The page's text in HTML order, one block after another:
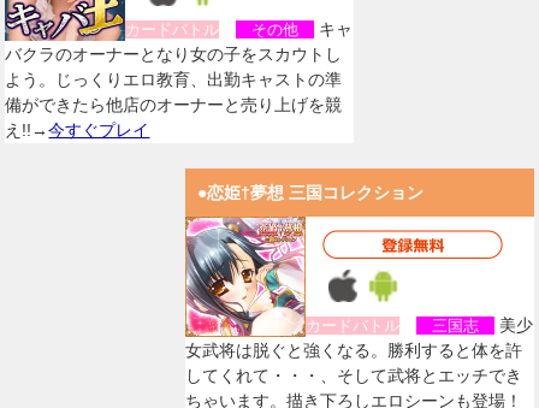
カードバトル その他
キャ
バクラのオーナーとなり女の子をスカウトし
よう。じっくりエロ教育、出勤キャストの準
備ができたら他店のオーナーと売り上げを競
え!!→今すぐプレイ
●恋姫†夢想 三国コレクション
カードバトル 三国志
美少
女武将は脱ぐと強くなる。勝利すると体を許
してくれて・・・、そして武将とエッチでき
ちゃいます。描き下ろしエロシーンも登場！